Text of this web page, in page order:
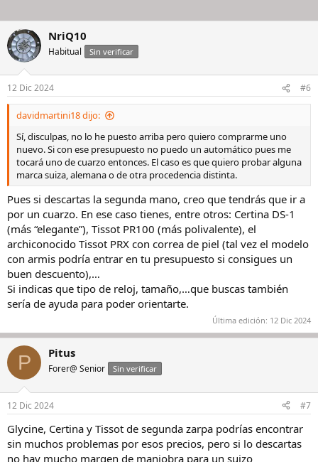
NriQ10
Habitual Sin verificar
12 Dic 2024 #6
davidmartini18 dijo:
Sí, disculpas, no lo he puesto arriba pero quiero comprarme uno
nuevo. Si con ese presupuesto no puedo un automático pues me
tocará uno de cuarzo entonces. El caso es que quiero probar alguna
marca suiza, alemana o de otra procedencia distinta.
Pues si descartas la segunda mano, creo que tendrás que ir a
por un cuarzo. En ese caso tienes, entre otros: Certina DS-1
(más “elegante”), Tissot PR100 (más polivalente), el
archiconocido Tissot PRX con correa de piel (tal vez el modelo
con armis podría entrar en tu presupuesto si consigues un
buen descuento),…
Si indicas que tipo de reloj, tamaño,…que buscas también
sería de ayuda para poder orientarte.
Última edición: 12 Dic 2024
P Pitus
Forer@ Senior Sin verificar
12 Dic 2024 #7
Glycine, Certina y Tissot de segunda zarpa podrías encontrar
sin muchos problemas por esos precios, pero si lo descartas
no hay mucho margen de maniobra para un suizo